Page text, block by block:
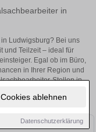
ablehnen
Datenschutzerklärung
in
Ludwigsburg? Bei uns
und Teilzeit – ideal für
Egal ob im Büro,
in Ihrer Region und
Stellen in